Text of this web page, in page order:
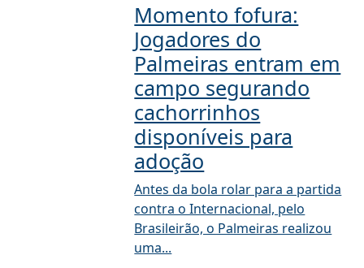
Momento fofura:
Jogadores do
Palmeiras entram em
campo segurando
cachorrinhos
disponíveis para
adoção
Antes da bola rolar para a partida
contra o Internacional, pelo
Brasileirão, o Palmeiras realizou
uma...